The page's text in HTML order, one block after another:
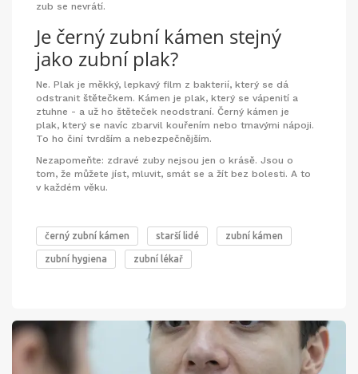
zub se nevrátí.
Je černý zubní kámen stejný
jako zubní plak?
Ne. Plak je měkký, lepkavý film z bakterií, který se dá
odstranit štětečkem. Kámen je plak, který se vápenití a
ztuhne - a už ho štěteček neodstraní. Černý kámen je
plak, který se navíc zbarvil kouřením nebo tmavými nápoji.
To ho činí tvrdším a nebezpečnějším.
Nezapomeňte: zdravé zuby nejsou jen o krásě. Jsou o
tom, že můžete jíst, mluvit, smát se a žít bez bolesti. A to
v každém věku.
černý zubní kámen starší lidé zubní kámen
zubní hygiena zubní lékař